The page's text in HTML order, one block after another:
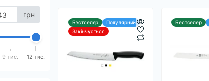
грн
9 тис. 12 тис.
Бестселер
Популярний
Закінчується
Бестселер